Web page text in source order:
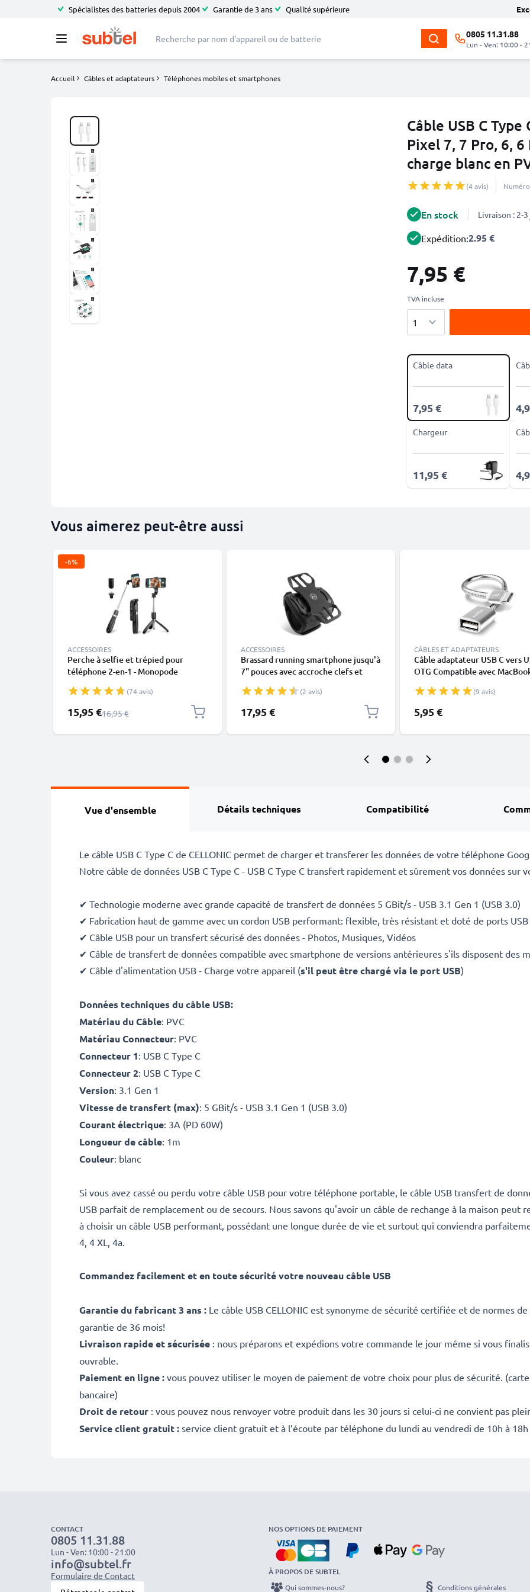
Spécialistes des batteries depuis 2004 Garantie de 3 ans Qualité supérieure
0805 11.31.88
Lun - Ven: 10:00 -
Accueil Câbles et adaptateurs Téléphones mobiles et smartphones
Câble USB C
Pixel 7, 7 Pro, 6,
charge blanc en
(4 avis)
En stock Livraison : 2-
Expédition:2.95 €
7,95 €
TVA incluse
Câble data
7,95 €
Chargeur
11,95 €
Vous aimerez peut-être aussi
-6%
ACCESSOIRES
Perche à selfie et trépied pour
téléphone 2-en-1 - Monopode
télécommande Bluetooth pour
smartphone, appareil photo, iPhone,
GoPro, Android et autres – Noir
(74 avis)
Prix spécial
15,95 €Prix normal
16,95 €
ACCESSOIRES
Brassard running smartphone jusqu'à
7" pouces avec accroche clefs et
noir résistant à la transpiration
(2 avis)
17,95 €
CÂBLES ET ADAPTATEURS
Câble adaptateur USB C vers
OTG Compatible avec
Smartwatch Haut-parleur
photo ou casque,Silver
(9 avis)
5,95 €
Vue d'ensemble Détails techniques Compatibilité
Le câble USB C Type C de CELLONIC permet de charger et transferer les données de votre téléphone
Notre câble de données USB C Type C - USB C Type C transfert rapidement et sûrement vos données sur
✔ Technologie moderne avec grande capacité de transfert de données 5 GBit/s - USB 3.1 Gen 1 (USB 3.0)
✔ Fabrication haut de gamme avec un cordon USB performant: flexible, très résistant et doté de ports USB
✔ Câble USB pour un transfert sécurisé des données - Photos, Musiques, Vidéos
✔ Câble de transfert de données compatible avec smartphone de versions antérieures s'ils disposent des
✔ Câble d'alimentation USB - Charge votre appareil (s'il peut être chargé via le port USB)
Données techniques du câble USB:
Matériau du Câble: PVC
Matériau Connecteur: PVC
Connecteur 1: USB C Type C
Connecteur 2: USB C Type C
Version: 3.1 Gen 1
Vitesse de transfert (max): 5 GBit/s - USB 3.1 Gen 1 (USB 3.0)
Courant électrique: 3A (PD 60W)
Longueur de câble: 1m
Couleur: blanc
Si vous avez cassé ou perdu votre câble USB pour votre téléphone portable, le câble USB transfert de
USB parfait de remplacement ou de secours. Nous savons qu'avoir un câble de rechange à la maison peut
à choisir un câble USB performant, possédant une longue durée de vie et surtout qui conviendra
4, 4 XL, 4a.
Commandez facilement et en toute sécurité votre nouveau câble USB
Garantie du fabricant 3 ans : Le câble USB CELLONIC est synonyme de sécurité certifiée et de normes
garantie de 36 mois!
Livraison rapide et sécurisée : nous préparons et expédions votre commande le jour même si vous
ouvrable.
Paiement en ligne : vous pouvez utiliser le moyen de paiement de votre choix pour plus de sécurité.
bancaire)
Droit de retour : vous pouvez nous renvoyer votre produit dans les 30 jours si celui-ci ne convient pas
Service client gratuit : service client gratuit et à l’écoute par téléphone du lundi au vendredi de 10h à
CONTACT
0805 11.31.88
Lun - Ven: 10:00 - 21:00
info@subtel.fr
Formulaire de Contact
NOS OPTIONS DE PAIEMENT
À PROPOS DE SUBTEL
Qui sommes-nous? Conditions générales